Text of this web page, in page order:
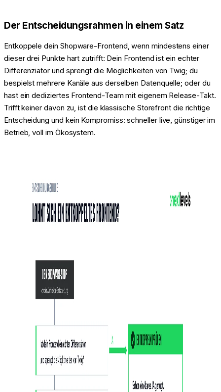
Der Entscheidungsrahmen in einem Satz
Entkoppele dein Shopware-Frontend, wenn mindestens einer
dieser drei Punkte hart zutrifft: Dein Frontend ist ein echter
Differenziator und sprengt die Möglichkeiten von Twig; du
bespielst mehrere Kanäle aus derselben Datenquelle; oder du
hast ein dediziertes Frontend-Team mit eigenem Release-Takt.
Trifft keiner davon zu, ist die klassische Storefront die richtige
Entscheidung und kein Kompromiss: schneller live, günstiger im
Betrieb, voll im Ökosystem.